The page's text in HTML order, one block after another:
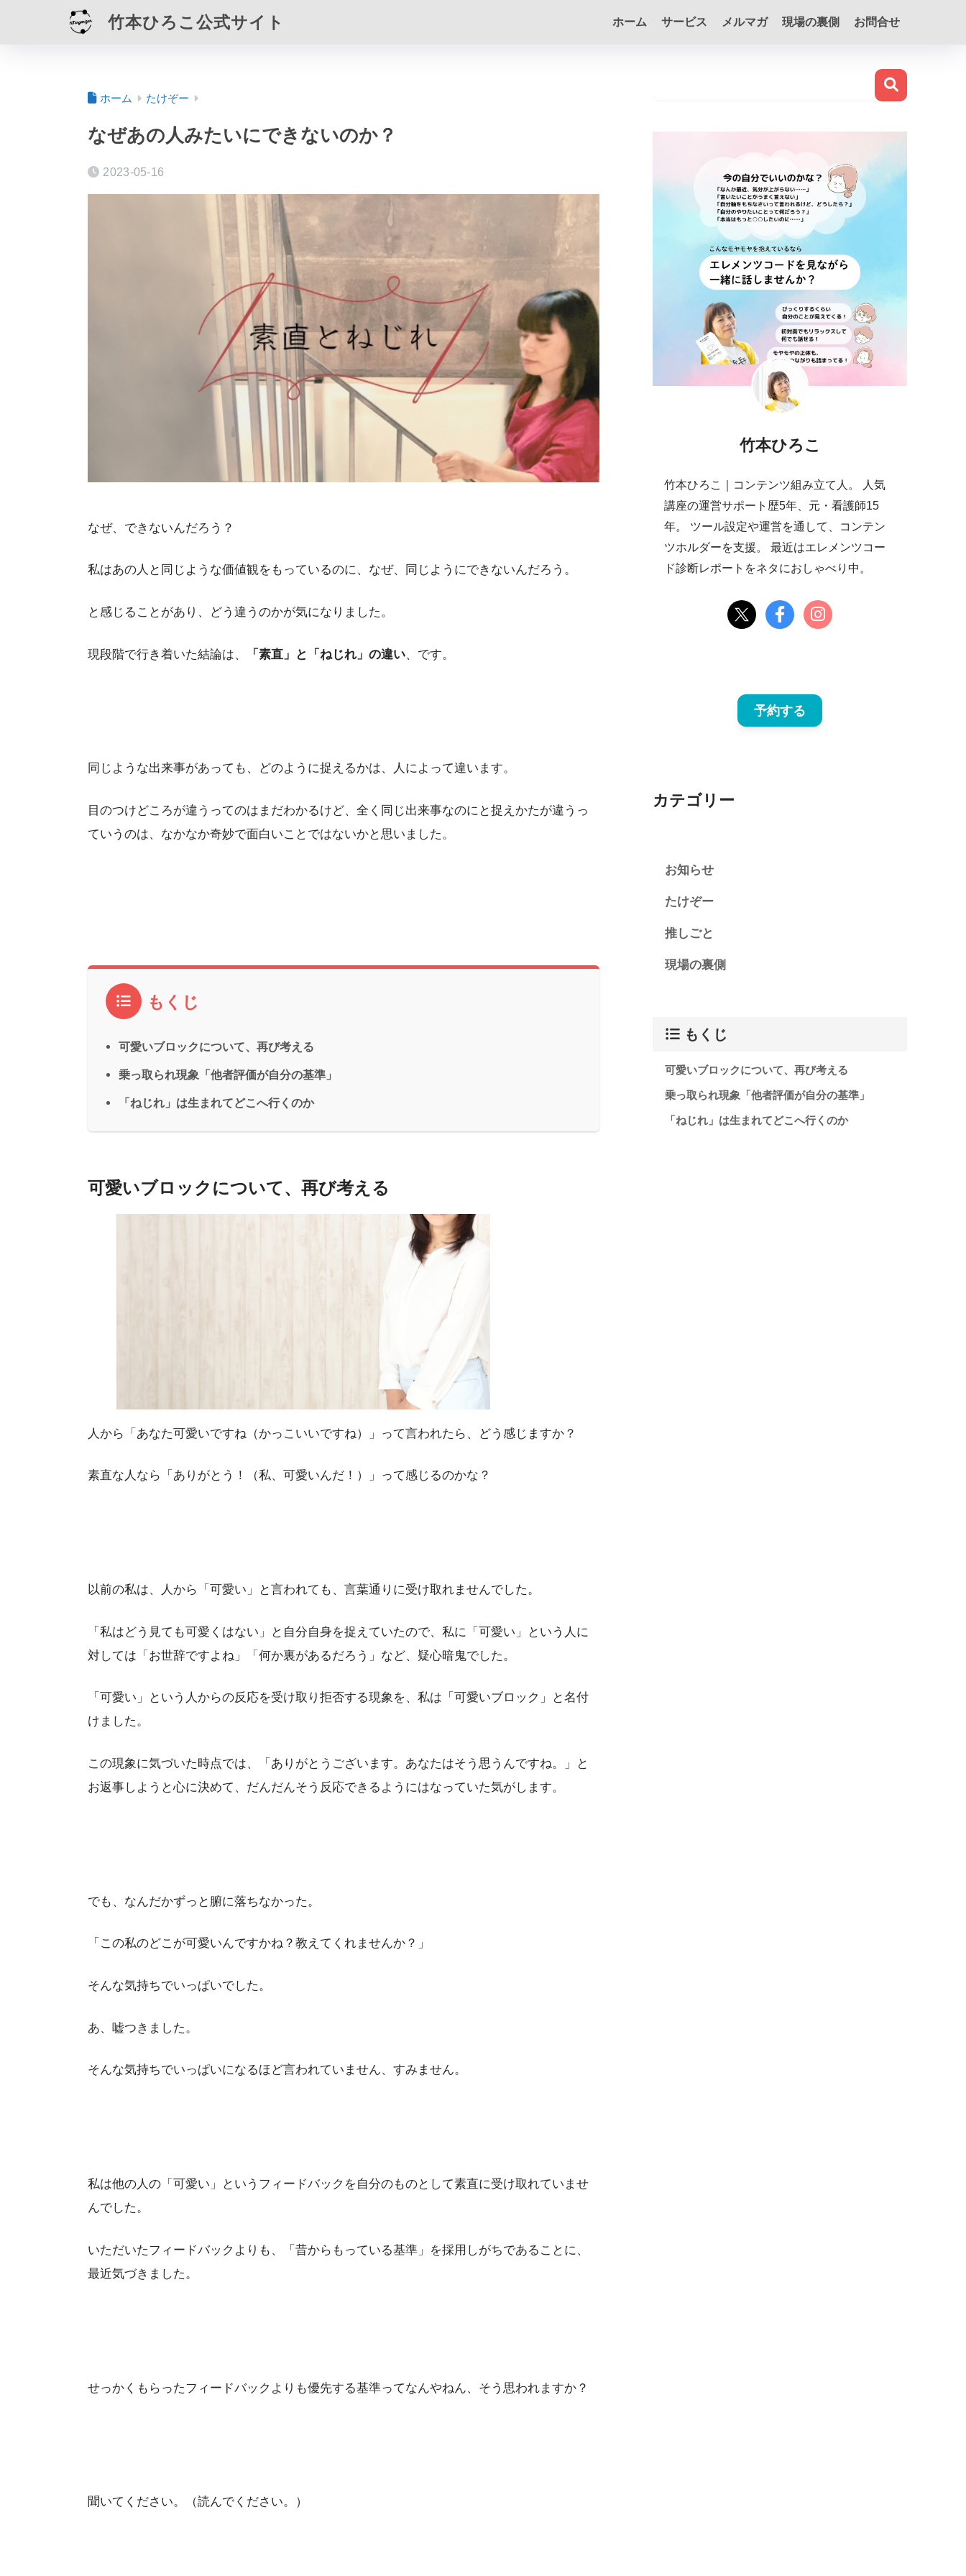
竹本ひろこ公式サイト ホーム サービス メルマガ 現場の裏側 お問合せ
ホーム たけぞー
なぜあの人みたいにできないのか？
2023-05-16
なぜ、できないんだろう？
私はあの人と同じような価値観をもっているのに、なぜ、同じようにできないんだろう。
と感じることがあり、どう違うのかが気になりました。
現段階で行き着いた結論は、 「素直」と「ねじれ」の違い、です。
同じような出来事があっても、どのように捉えるかは、人によって違います。
目のつけどころが違うってのはまだわかるけど、全く同じ出来事なのにと捉えかたが違うっ
ていうのは、なかなか奇妙で面白いことではないかと思いました。
もくじ
可愛いブロックについて、再び考える
乗っ取られ現象「他者評価が自分の基準」
「ねじれ」は生まれてどこへ行くのか
可愛いブロックについて、再び考える
人から「あなた可愛いですね（かっこいいですね）」って言われたら、どう感じますか？
素直な人なら「ありがとう！（私、可愛いんだ！）」って感じるのかな？
以前の私は、人から「可愛い」と言われても、言葉通りに受け取れませんでした。
「私はどう見ても可愛くはない」と自分自身を捉えていたので、私に「可愛い」という人に
対しては「お世辞ですよね」「何か裏があるだろう」など、疑心暗鬼でした。
「可愛い」という人からの反応を受け取り拒否する現象を、私は「可愛いブロック」と名付
けました。
この現象に気づいた時点では、「ありがとうございます。あなたはそう思うんですね。」と
お返事しようと心に決めて、だんだんそう反応できるようにはなっていた気がします。
でも、なんだかずっと腑に落ちなかった。
「この私のどこが可愛いんですかね？教えてくれませんか？」
そんな気持ちでいっぱいでした。
あ、嘘つきました。
そんな気持ちでいっぱいになるほど言われていません、すみません。
私は他の人の「可愛い」というフィードバックを自分のものとして素直に受け取れていませ
んでした。
いただいたフィードバックよりも、「昔からもっている基準」を採用しがちであることに、
最近気づきました。
せっかくもらったフィードバックよりも優先する基準ってなんやねん、そう思われますか？
聞いてください。（読んでください。）
竹本ひろこ
竹本ひろこ｜コンテンツ組み立て人。 人気
講座の運営サポート歴5年、元・看護師15
年。 ツール設定や運営を通して、コンテン
ツホルダーを支援。 最近はエレメンツコー
ド診断レポートをネタにおしゃべり中。
予約する
カテゴリー
お知らせ
たけぞー
推しごと
現場の裏側
もくじ
可愛いブロックについて、再び考える
乗っ取られ現象「他者評価が自分の基準」
「ねじれ」は生まれてどこへ行くのか